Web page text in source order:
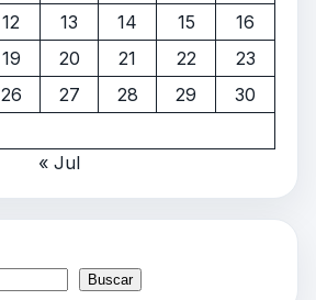
12 13 14 15
16
19 20 21 22
23
26 27 28 29
30
« Jul
Buscar